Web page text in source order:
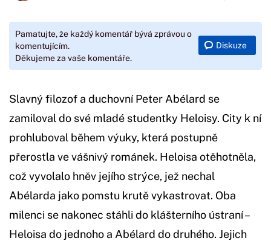
Pamatujte, že každý komentář bývá zprávou o
komentujícím.
Děkujeme za vaše komentáře.
Diskuze
Slavný filozof a duchovní Peter Abélard se
zamiloval do své mladé studentky Heloisy. City k ní
prohluboval během výuky, která postupně
přerostla ve vášnivý románek. Heloisa otěhotněla,
což vyvolalo hněv jejího strýce, jež nechal
Abélarda jako pomstu krutě vykastrovat. Oba
milenci se nakonec stáhli do klášterního ústraní –
Heloisa do jednoho a Abélard do druhého. Jejich